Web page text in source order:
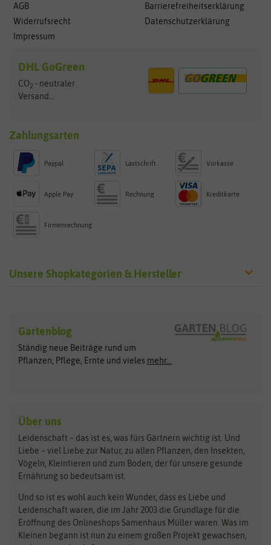
AGB
Widerrufsrecht
Impressum
Barrierefreiheitserklärung
Datenschutzerklärung
DHL GoGreen
CO2 - neutraler
Versand...
Zahlungsarten
Paypal Lastschrift Vorkasse
Apple Pay Rechnung Kreditkarte
Firmenrechnung
Unsere Shopkategorien & Hersteller
Exotische Samen
Gemüsesamen
Gründünger
Kräutersamen
Obstsamen
Pilzbrut
Rasensamen
Steckzwiebeln
Zimmer & Kübelpflanzen
Kataloge
Schnäppchen
Arche Noah
ASB Greenworld
Benary
Bingenheimer Saatgut
Bionana
BIOWOL
Blumicorn
Bûten Birds
Clever Pots
COMPO
Dürr-Samen
Feldsaaten Freudenberger
Fertil
Flora Elite
Gartenblog
Ständig neue Beiträge rund um
Pflanzen, Pflege, Ernte und vieles mehr...
Über uns
Leidenschaft – das ist es, was fürs Gärtnern wichtig ist. Und
Liebe – viel Liebe zur Natur, zu allen Pflanzen, den Insekten,
Vögeln, Kleintieren und zum Boden, der für unsere gesunde
Ernährung so bedeutsam ist.
Und so ist es wohl auch kein Wunder, dass es Liebe und
Leidenschaft waren, die im Jahr 2003 die Grundlage für die
Eröffnung des Onlineshops Samenhaus Müller waren. Was im
Kleinen begann ist nun zu einem großen Projekt gewachsen,